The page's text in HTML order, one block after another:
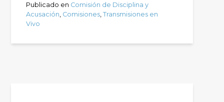
Publicado en Comisión de Disciplina y
Acusación Comisiones ,Transmisiones en
Vivo